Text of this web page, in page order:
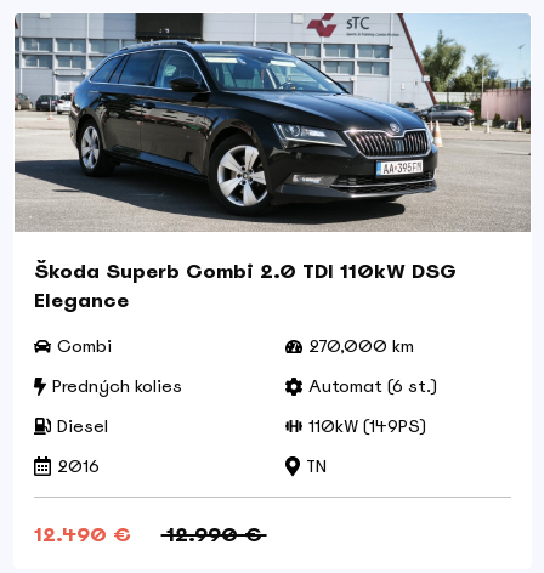
Škoda Superb Combi 2.0 TDI 110kW DSG
Elegance
Combi
270,000 km
Predných kolies
Automat (6 st.)
Diesel
110kW (149PS)
2016
TN
12.490 € 12.990 €